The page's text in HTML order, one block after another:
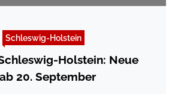
Schleswig-Holstein
Holstein: Neue
20. September